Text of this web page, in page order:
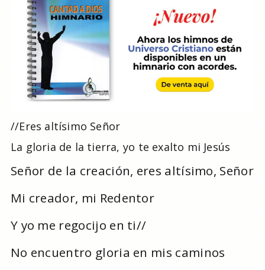
//Eres altísimo Señor
La gloria de la tierra, yo te exalto mi Jesús
Señor de la creación, eres altísimo, Señor
Mi creador, mi Redentor
Y yo me regocijo en ti//
No encuentro gloria en mis caminos